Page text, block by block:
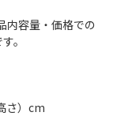
内容量・価格での
。
さ）cm